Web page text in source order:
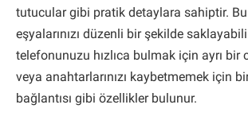
tutucular gibi pratik detaylara sahiptir.
eşyalarınızı düzenli bir şekilde
telefonunuzu hızlıca bulmak için ayrı bir
veya anahtarlarınızı kaybetmemek için
bağlantısı gibi özellikler bulunur.